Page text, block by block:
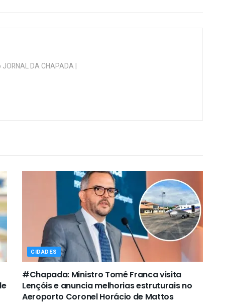
DA CHAPADA |
CIDADES
#Chapada: Ministro Tomé Franca visita
Lençóis e anuncia melhorias estruturais no
Aeroporto Coronel Horácio de Mattos